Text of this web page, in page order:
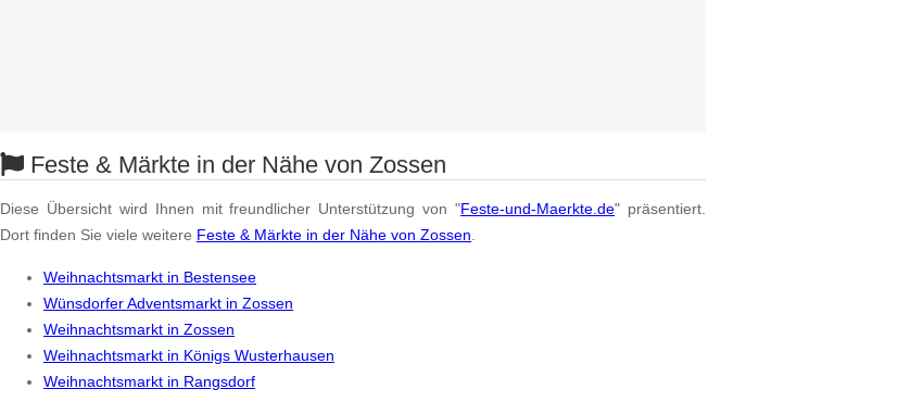
Feste & Märkte in der Nähe von Zossen
Diese Übersicht wird Ihnen mit freundlicher Unterstützung von "Feste-und-Maerkte.de" präsentiert.
Dort finden Sie viele weitere Feste & Märkte in der Nähe von Zossen.
Weihnachtsmarkt in Bestensee
Wünsdorfer Adventsmarkt in Zossen
Weihnachtsmarkt in Zossen
Weihnachtsmarkt in Königs Wusterhausen
Weihnachtsmarkt in Rangsdorf